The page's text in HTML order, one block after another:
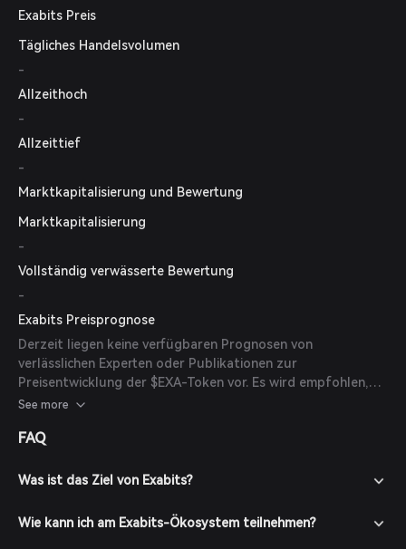
Verfügbarkeit der Token und zu Handelsplattformen zu
Exabits Preis
Tägliches Handelsvolumen
-
Allzeithoch
-
Allzeittief
-
Marktkapitalisierung und Bewertung
Marktkapitalisierung
-
Vollständig verwässerte Bewertung
-
Exabits Preisprognose
Derzeit liegen keine verfügbaren Prognosen von
verlässlichen Experten oder Publikationen zur
Preisentwicklung der $EXA-Token vor. Es wird empfohlen,
sich über offizielle Kanäle auf dem Laufenden zu halten
Investitionsentscheidungen getroffen werden.
See more
FAQ
Was ist das Ziel von Exabits?
Wie kann ich am Exabits-Ökosystem teilnehmen?